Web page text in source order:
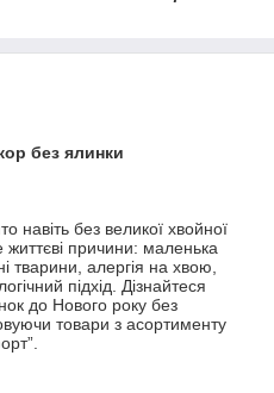
без ялинки
навіть без великої хвойної
життєві причини: маленька
тварини, алергія на хвою,
підхід. Дізнайтеся
до Нового року без
товари з асортименту